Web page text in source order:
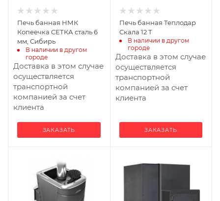
Печь банная НМК
Копеечка СЕТКА сталь 6
мм, Сибирь
В наличии в другом
городе
Доставка в этом случае
осуществляется
транспортной
компанией за счет
клиента
ЗАКАЗАТЬ
Печь банная Теплодар
Скала 12 Т
В наличии в другом
городе
Доставка в этом случае
осуществляется
транспортной
компанией за счет
клиента
ЗАКАЗАТЬ
Глубина, мм
325